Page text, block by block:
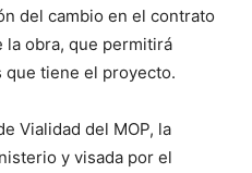
del cambio en el contrato
obra, que permitirá
que tiene el proyecto.
Vialidad del MOP, la
y visada por el